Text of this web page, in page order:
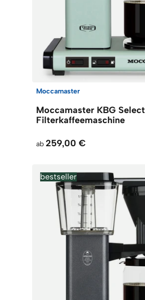
Moccamaster
Moccamaster KBG Select
Filterkaffeemaschine
ab 259,00 €
bestseller